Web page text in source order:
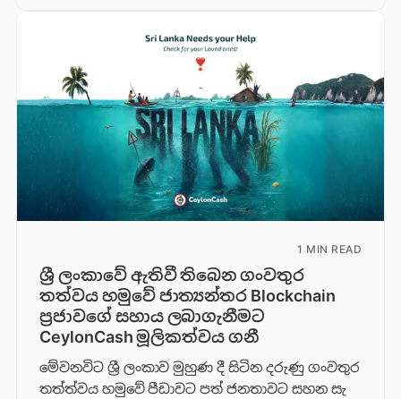
1 MIN READ
ශ්‍රී ලංකාවේ ඇතිවී තිබෙන ගංවතුර
තත්වය හමුවේ ජාත්‍යන්තර Blockchain
ප්‍රජාවගේ සහාය ලබාගැනීමට
CeylonCash මූලිකත්වය ග​නී
මේවනවිට ශ්‍රී ලංකාව මුහුණ දී සිටින දරුණු ගංවතුර
තත්ත්වය හමුවේ පීඩාවට පත් ජනතාවට සහන සැ